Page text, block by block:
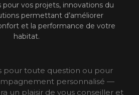
pour vos projets, innovations du
permettant d’améliorer
et la performance de votre
habitat.
pour toute question ou pour
personnalisé —
un plaisir de vous conseiller et